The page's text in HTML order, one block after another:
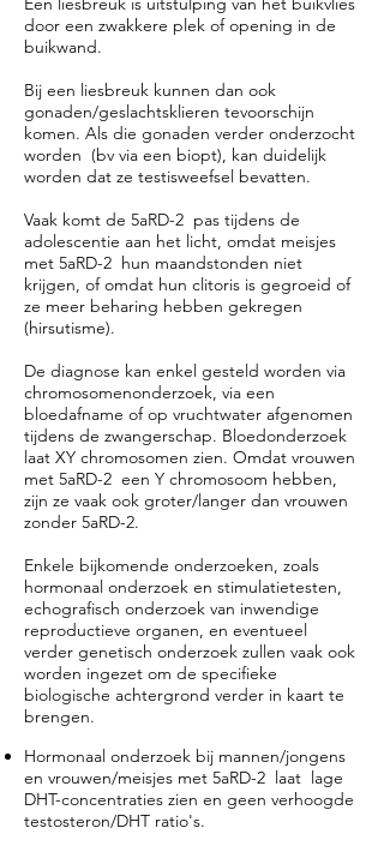
door een zwakkere plek of opening in de
buikwand.
Bij een liesbreuk kunnen dan ook
gonaden/geslachtsklieren tevoorschijn
komen. Als die gonaden verder onderzocht
worden (bv via een biopt), kan duidelijk
worden dat ze testisweefsel bevatten.
Vaak komt de 5aRD-2 pas tijdens de
adolescentie aan het licht, omdat meisjes
met 5aRD-2 hun maandstonden niet
krijgen, of omdat hun clitoris is gegroeid of
ze meer beharing hebben gekregen
(hirsutisme).
De diagnose kan enkel gesteld worden via
chromosomenonderzoek, via een
bloedafname of op vruchtwater afgenomen
tijdens de zwangerschap. Bloedonderzoek
laat XY chromosomen zien. Omdat vrouwen
met 5aRD-2 een Y chromosoom hebben,
zijn ze vaak ook groter/langer dan vrouwen
zonder 5aRD-2.
Enkele bijkomende onderzoeken, zoals
hormonaal onderzoek en stimulatietesten,
echografisch onderzoek van inwendige
reproductieve organen, en eventueel
verder genetisch onderzoek zullen vaak ook
worden ingezet om de specifieke
biologische achtergrond verder in kaart te
brengen.
Hormonaal onderzoek bij mannen/jongens
en vrouwen/meisjes met 5aRD-2 laat lage
DHT-concentraties zien en geen verhoogde
testosteron/DHT ratio's.